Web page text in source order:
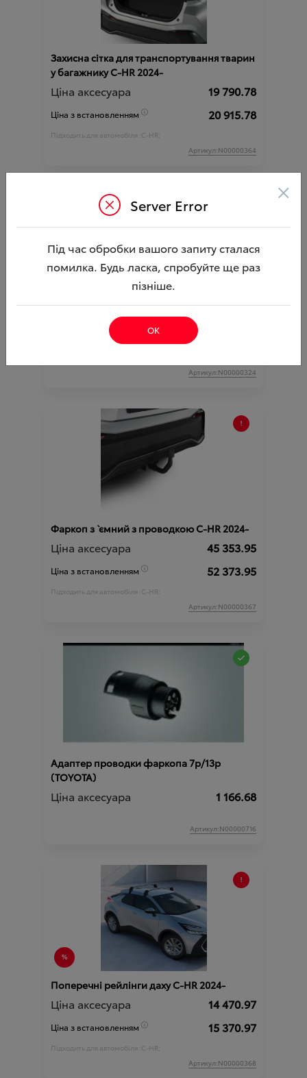
Захисна сітка для транспортування тварин
у багажнику C-HR 2024-
Ціна аксесуара 19 790.78
Ціна з встановленням 20 915.78
Підходить для автомобіля :C-HR;
Артикул:N00000364
Адаптер проводки фаркопа 13P to 7P
Ціна аксесуара
Артикул:N00000324
Фаркоп з`ємний з проводкою C-HR 2024-
Ціна аксесуара 45 353.95
Ціна з встановленням 52 373.95
Підходить для автомобіля :C-HR;
Артикул:N00000367
Адаптер проводки фаркопа 7p/13p
(TOYOTA)
Ціна аксесуара 1 166.68
Артикул:N00000716
Поперечні рейлінги даху C-HR 2024-
Ціна аксесуара 14 470.97
Ціна з встановленням 15 370.97
Підходить для автомобіля :C-HR;
Артикул:N00000368
Server Error ×
Під час обробки вашого запиту сталася
помилка. Будь ласка, спробуйте ще раз
пізніше.
ОК